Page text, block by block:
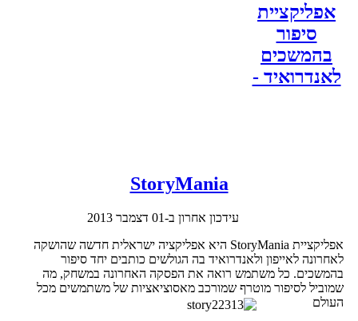
אפליקציית
סיפור
בהמשכים
לאנדרואיד -
StoryMania
עידכון אחרון ב-01 דצמבר 2013
אפליקציית StoryMania היא אפליקציה ישראלית חדשה שהושקה
לאחרונה לאייפון ולאנדרואיד בה הגולשים כותבים יחד סיפור
בהמשכים. כל משתמש רואה את הפסקה האחרונה במשחק, מה
שמוביל לסיפור מוטרף שמורכב מאסוציאציות של משתמשים מכל
העולם